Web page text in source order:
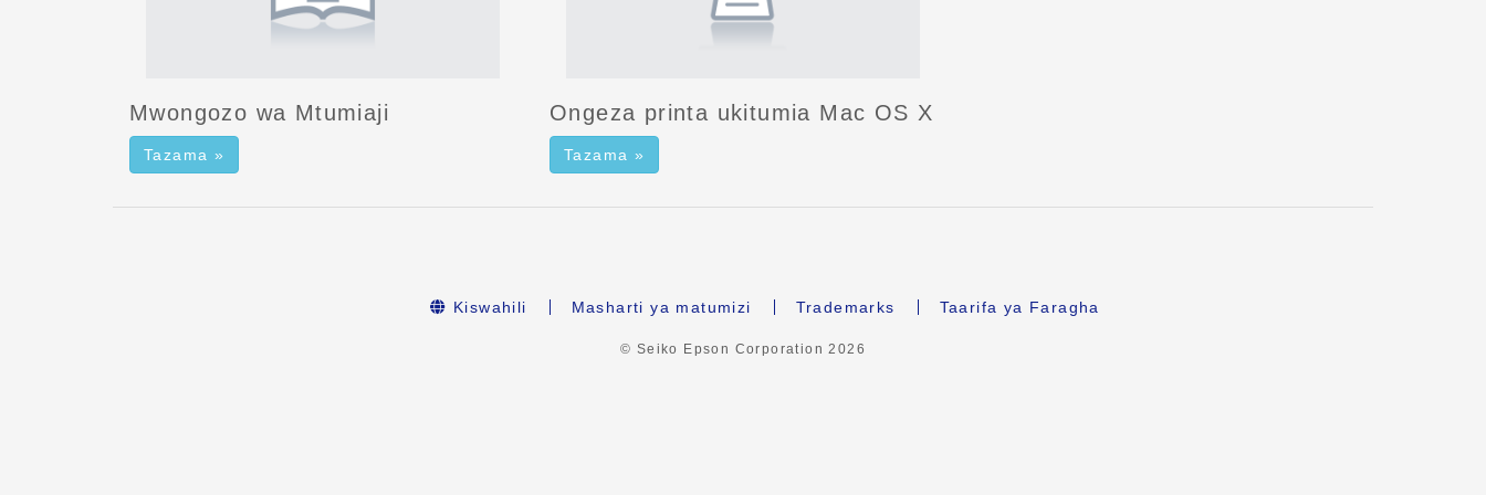
Mwongozo wa Mtumiaji
Tazama »
Ongeza printa ukitumia Mac OS X
Tazama »
Kiswahili Masharti ya matumizi Trademarks Taarifa ya Faragha
© Seiko Epson Corporation 2026